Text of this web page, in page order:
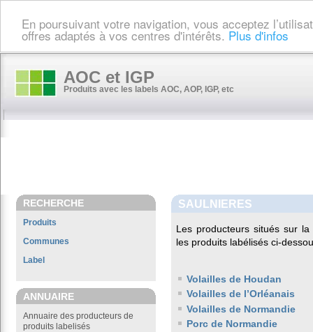
En poursuivant votre navigation, vous acceptez
offres adaptés à vos centres d'intérêts. Plus d'infos
AOC et IGP
Produits avec les labels AOC, AOP, IGP, etc
RECHERCHE
Produits
Communes
Label
ANNUAIRE
Annuaire des producteurs de
produits labelisés
SAULNIERES
Les producteurs situés sur
les produits labélisés ci-
Volailles de Houdan
Volailles de l’Orléanais
Volailles de Normandie
Porc de Normandie